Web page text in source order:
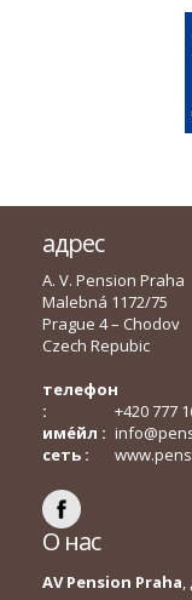
адрес
A. V. Pension Praha
Malebná 1172/75
Prague 4 – Chodov
Czech Repubic
телефон
:
+420 777
име́йл :
сеть :
О нас
AV Pension Praha,